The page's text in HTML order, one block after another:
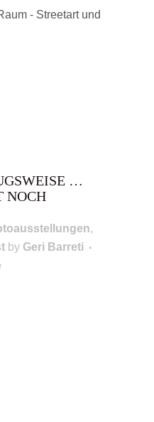
- Streetart und
…
NOCH
,
by Geri Barreti